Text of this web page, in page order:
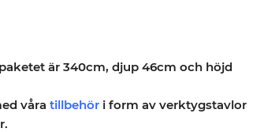
är 340cm, djup 46cm och höjd
våra tillbehöri form av verktygstavlor